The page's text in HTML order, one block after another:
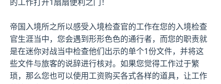
帝国入境所之所以感受入境检查官的工作在您的入境检查
官生涯当中，您会遇到形形色色的通行者，而您的职责就
是在迷你对战当中检查他们出示的单个1份文件，并将这
些文件与旅客的说辞进行核对。如果您觉得工作过于繁
琐，那么您也可以使用工资购买各式各样的道具，让工作